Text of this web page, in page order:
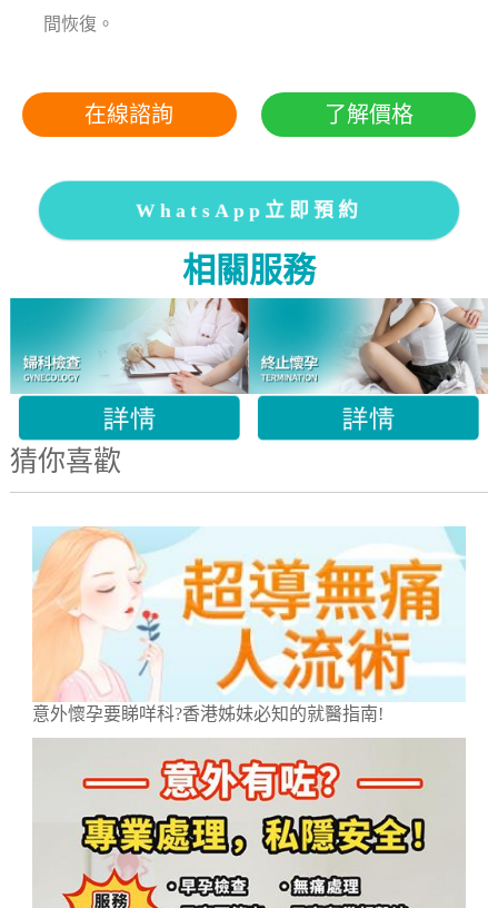
間恢復。
在線諮詢 了解價格
WhatsApp立即預約
相關服務
猜你喜歡
意外懷孕要睇咩科?香港姊妹必知的就醫指南!